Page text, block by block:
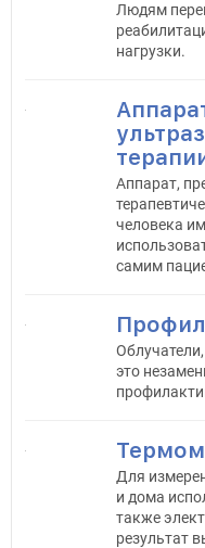
Людям
нагрузки.
Аппарат,
человека
самим
это
Для
и дома
также
результат